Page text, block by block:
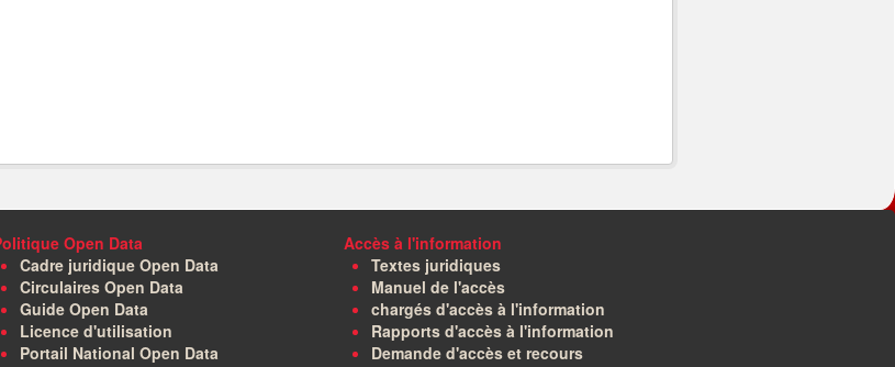
Open Data
Cadre juridique Open Data
Circulaires Open Data
Guide Open Data
Licence d'utilisation
Portail National Open Data
Accès à l'information
Textes juridiques
Manuel de l'accès
chargés d'accès à l'information
Rapports d'accès à l'information
Demande d'accès et recours